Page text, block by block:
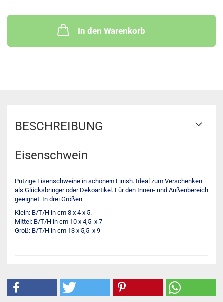
In den Warenkorb
BESCHREIBUNG
Eisenschwein
Putzige Eisenschweine in schönem Finish. Ideal zum Verschenken
als Glücksbringer oder Dekoartikel. Für den Innen- und Außenbereich
geeignet. In drei Größen
Klein: B/T/H in cm 8 x 4 x 5.
Mittel: B/T/H in cm 10 x 4,5 x 7
Groß: B/T/H in cm 13 x 5,5 x 9